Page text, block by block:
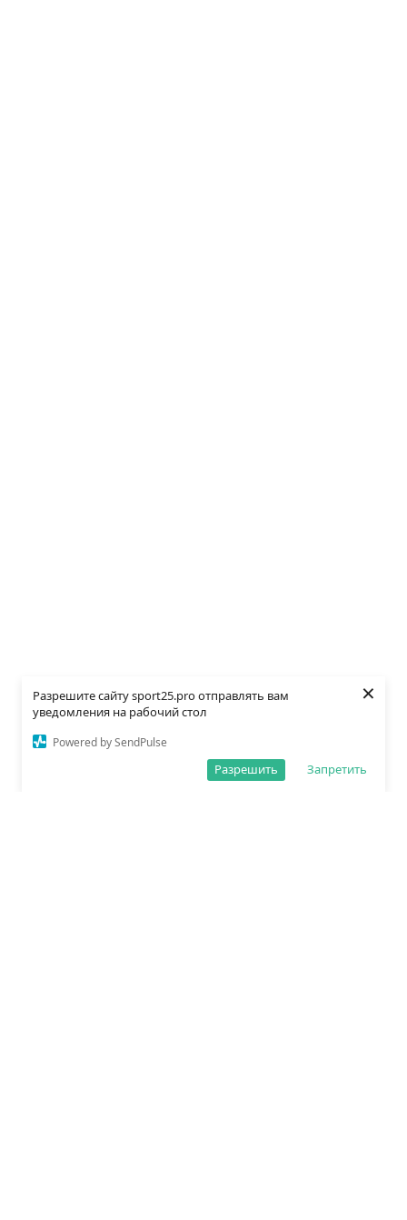
Разрешите сайту sport25.pro отправлять вам
уведомления на рабочий стол
Powered by SendPulse
Запретить
Разрешить
×